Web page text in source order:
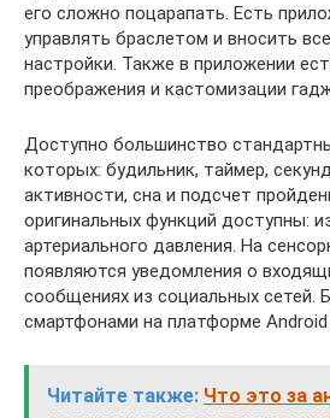
его сложно поцарапать. Есть
управлять браслетом и вносить
настройки. Также в приложении
преображения и кастомизации
Доступно большинство
которых: будильник, таймер,
активности, сна и подсчет
оригинальных функций доступны:
артериального давления. На
появляются уведомления о
сообщениях из социальных сетей.
смартфонами на платформе Android
Читайте также: Что это за